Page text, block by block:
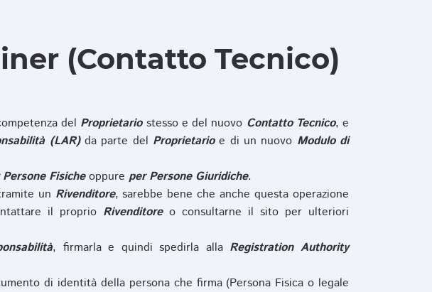
(Contatto Tecnico)
del Proprietariostesso e del nuovo Contatto Tecnico, e
(LAR)da parte del Proprietarioe di un nuovo Modulo di
Fisicheoppure per Persone Giuridiche.
un Rivenditore, sarebbe bene che anche questa operazione
il proprio Rivenditoreo consultarne il sito per ulteriori
, firmarla e quindi spedirla alla Registration Authority
di identità della persona che firma (Persona Fisica o legale